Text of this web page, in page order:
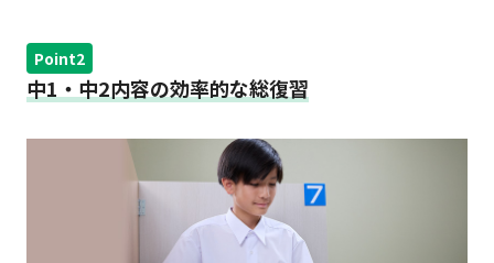
Point2
中1・中2内容の効率的な総復習